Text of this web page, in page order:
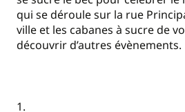
qui se déroule sur la rue
ville et les cabanes à sucre de
découvrir d’autres évènements.